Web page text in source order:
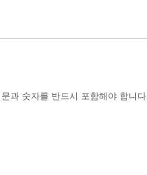
과 숫자를 반드시 포함해야 합니다.